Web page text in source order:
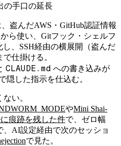
の手口の延長
、盗んだAWS・GitHub認証情報
ら使い、Gitフック・シェルフ
し、SSH経由の横展開（盗んだ
仕掛ける。
CLAUDE.md への書き込みが
隠した指示を仕込む。
い。
やMini Shai-
に痕跡を残した件で、ゼロ幅
、AI設定経由で次のセッショ
で見た。